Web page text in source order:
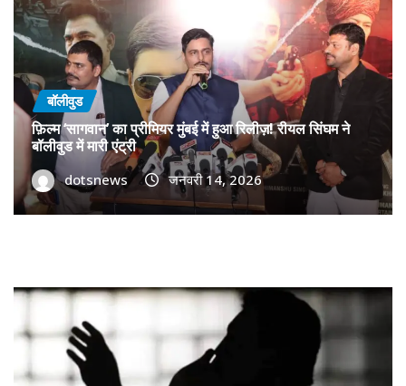
बॉलीवुड
फ़िल्म ‘सागवान’ का प्रीमियर मुंबई में हुआ रिलीज़! रीयल सिंघम ने
बॉलीवुड में मारी एंट्री
dotsnews जनवरी 14, 2026